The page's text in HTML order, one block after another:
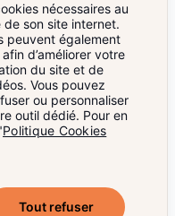
et j’ai pris
des données
nécessaires au
son site internet.
peuvent également
d’améliorer votre
du site et de
Vous pouvez
ou personnaliser
outil dédié. Pour en
Politique Cookies
Tout refuser